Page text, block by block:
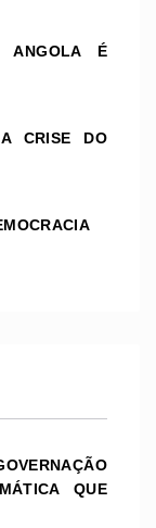
ANGOLA É
CRISE DO
QUE